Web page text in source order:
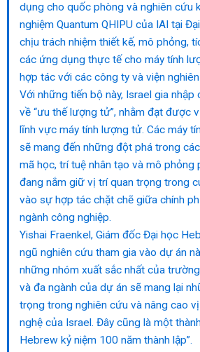
dụng cho quốc phòng và nghiên cứu
nghiệm Quantum QHIPU của IAI tại
chịu trách nhiệm thiết kế, mô phỏng,
các ứng dụng thực tế cho máy tính
hợp tác với các công ty và viện
Với những tiến bộ này, Israel gia nhập
về “ưu thế lượng tử”, nhằm đạt được
lĩnh vực máy tính lượng tử. Các máy
sẽ mang đến những đột phá trong
mã học, trí tuệ nhân tạo và mô phỏng
đang nắm giữ vị trí quan trọng trong
vào sự hợp tác chặt chẽ giữa chính
ngành công nghiệp.
Yishai Fraenkel, Giám đốc Đại học
ngũ nghiên cứu tham gia vào dự án
những nhóm xuất sắc nhất của
và đa ngành của dự án sẽ mang lại
trọng trong nghiên cứu và nâng cao
nghệ của Israel. Đây cũng là một
Hebrew kỷ niệm 100 năm thành lập”.